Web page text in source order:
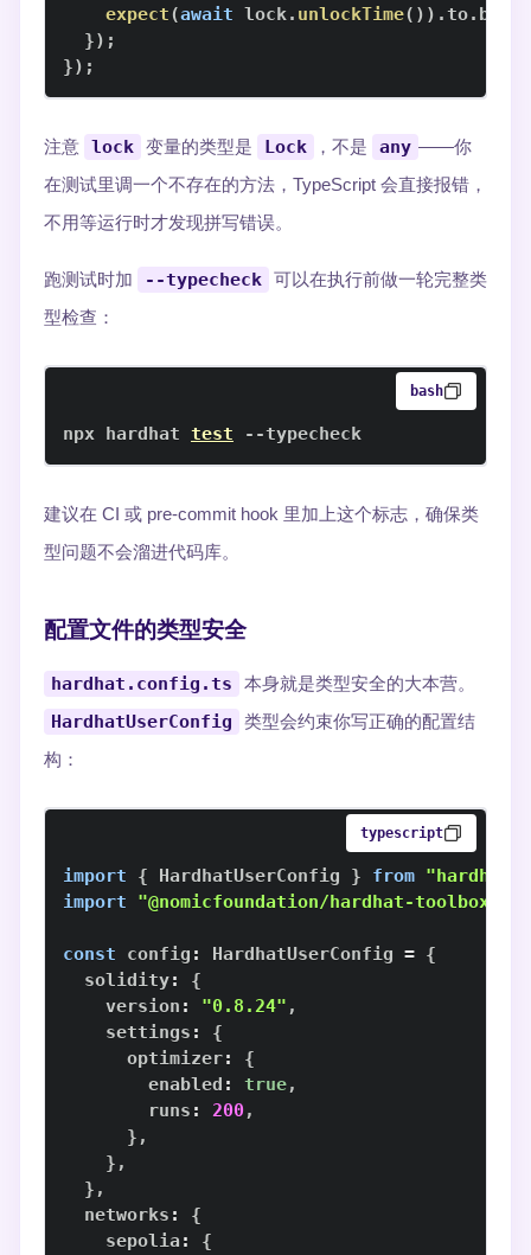
expect(await lock. unlockTime( ) ) .to. be
}) ;
}) ;
注意 lock 变量的类型是 Lock ，不是 any ——你
在测试里调一个不存在的方法，TypeScript 会直接报错，
不用等运行时才发现拼写错误。
跑测试时加 --typecheck 可以在执行前做一轮完整类
型检查：
bash
npx hardhat test --typecheck
建议在 CI 或 pre-commit hook 里加上这个标志，确保类
型问题不会溜进代码库。
配置文件的类型安全
hardhat.config.ts 本身就是类型安全的大本营。
HardhatUserConfig
类型会约束你写正确的配置结
构：
typescript
import { HardhatUserConfig } from "hardhat/
import
"@nomicfoundation/hardhat-toolbox"
const config : HardhatUserConfig = {
  solidity
:
{
    version
: "0.8.24" ,
    settings
:
{
      optimizer
:
{
        enabled
: true,
        runs
: 200,
} ,
} ,
} ,
  networks
:
{
    sepolia
:
{